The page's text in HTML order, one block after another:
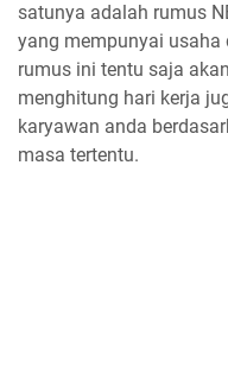
satunya adalah rumus
yang mempunyai usaha
rumus ini tentu saja
menghitung hari kerja
karyawan anda
masa tertentu.